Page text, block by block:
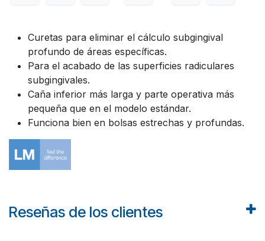
Curetas para eliminar el cálculo subgingival
profundo de áreas específicas.
Para el acabado de las superficies radiculares
subgingivales.
Caña inferior más larga y parte operativa más
pequeña que en el modelo estándar.
Funciona bien en bolsas estrechas y profundas.
Reseñas de los clientes